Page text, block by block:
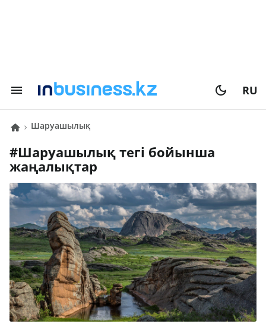
RU
шаруашылық
# шаруашылық тегі бойынша
жаңалықтар